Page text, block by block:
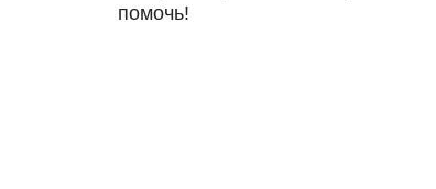
помочь!